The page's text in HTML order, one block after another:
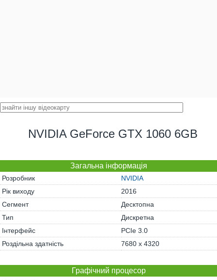
NVIDIA GeForce GTX 1060 6GB
Загальна інформація
Розробник
NVIDIA
Рік виходу
2016
Сегмент
Десктопна
Тип
Дискретна
Інтерфейс
PCIe 3.0
Роздільна здатність
7680 x 4320
Графічний процесор